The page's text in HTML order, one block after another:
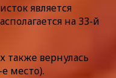
является
на 33-й
также вернулась
место).